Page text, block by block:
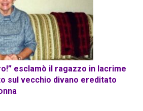
esclamò il ragazzo in lacrime
sul vecchio divano ereditato